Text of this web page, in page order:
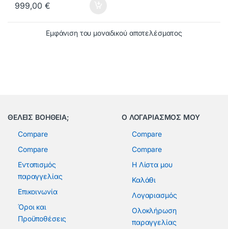
999,00€
Εμφάνιση του μοναδικού αποτελέσματος
ΘΕΛΕΙΣ ΒΟΗΘΕΙΑ;
Compare
Compare
Εντοπισμός
παραγγελίας
Επικοινωνία
Όροι και
Προϋποθέσεις
Ο ΛΟΓΑΡΙΑΣΜΟΣ ΜΟΥ
Compare
Compare
Η Λίστα μου
Καλάθι
Λογαριασμός
Ολοκλήρωση
παραγγελίας